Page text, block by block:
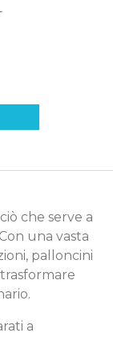
che serve a
una vasta
palloncini
a